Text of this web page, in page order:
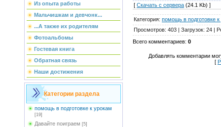
Из опыта работы
Мальчишкам и девчонк...
...А также их родителям
Фотоальбомы
Гостевая книга
Обратная связь
Наши достижения
Категории раздела
помощь в подготовке к урокам
[19]
Давайте поиграем [5]
[ Скачать с сервера (24.1 Kb) ]
Категория: помощь в подготовке
Просмотров: 403 | Загрузок: 24 |
Всего комментариев: 0
Добавлять комментарии
[